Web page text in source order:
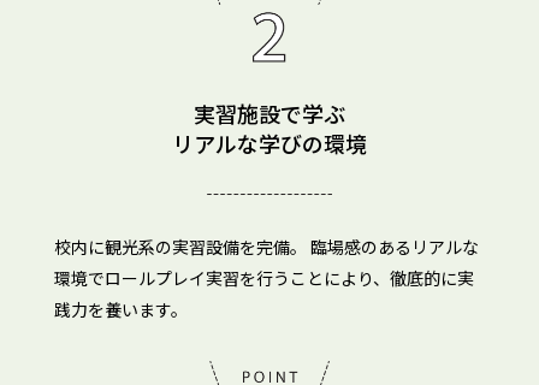
実習施設で学ぶ
リアルな学びの環境
校内に観光系の実習設備を完備。 臨場感のあるリアルな
環境でロールプレイ実習を行うことにより、徹底的に実
践力を養います。